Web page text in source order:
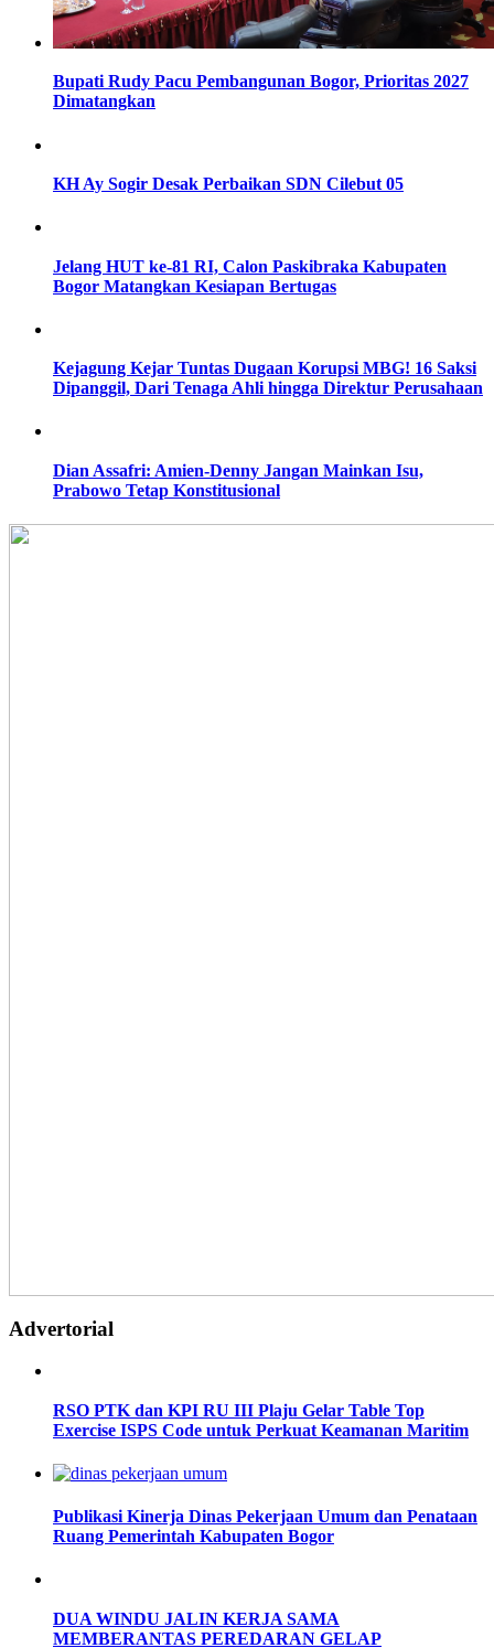
Bupati Rudy Pacu Pembangunan Bogor, Prioritas 2027
Dimatangkan
KH Ay Sogir Desak Perbaikan SDN Cilebut 05
Jelang HUT ke-81 RI, Calon Paskibraka Kabupaten
Bogor Matangkan Kesiapan Bertugas
Kejagung Kejar Tuntas Dugaan Korupsi MBG! 16 Saksi
Dipanggil, Dari Tenaga Ahli hingga Direktur Perusahaan
Dian Assafri: Amien-Denny Jangan Mainkan Isu,
Prabowo Tetap Konstitusional
Advertorial
RSO PTK dan KPI RU III Plaju Gelar Table Top
Exercise ISPS Code untuk Perkuat Keamanan Maritim
Publikasi Kinerja Dinas Pekerjaan Umum dan Penataan
Ruang Pemerintah Kabupaten Bogor
DUA WINDU JALIN KERJA SAMA
MEMBERANTAS PEREDARAN GELAP